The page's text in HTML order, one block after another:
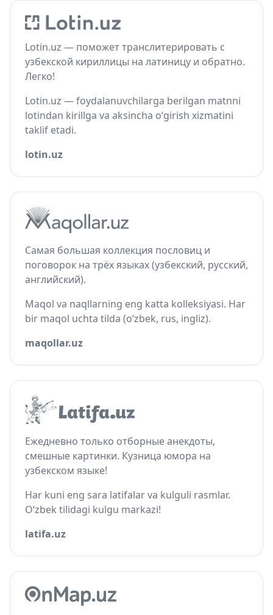
Lotin.uz — поможет транслитерировать с
узбекской кириллицы на латиницу и обратно.
Легко!
Lotin.uz — foydalanuvchilarga berilgan matnni
lotindan kirillga va aksincha o‘girish xizmatini
taklif etadi.
lotin.uz
Самая большая коллекция пословиц и
поговорок на трёх языках (узбекский, русский,
английский).
Maqol va naqllarning eng katta kolleksiyasi. Har
bir maqol uchta tilda (o‘zbek, rus, ingliz).
maqollar.uz
Ежедневно только отборные анекдоты,
смешные картинки. Кузница юмора на
узбекском языке!
Har kuni eng sara latifalar va kulguli rasmlar.
O‘zbek tilidagi kulgu markazi!
latifa.uz